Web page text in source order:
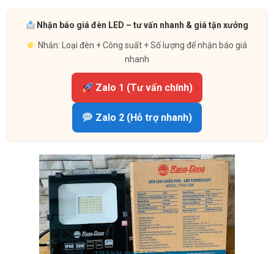
Nhận báo giá đèn LED – tư vấn nhanh & giá tận xưởng
Nhắn: Loại đèn + Công suất + Số lượng để nhận báo giá
nhanh
Zalo 1 (Tư vấn chính)
Zalo 2 (Hỗ trợ nhanh)